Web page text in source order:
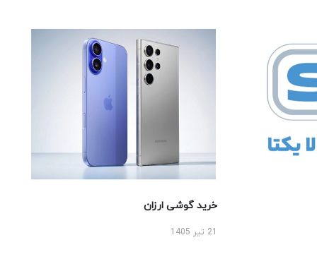
خرید گوشی ارزان